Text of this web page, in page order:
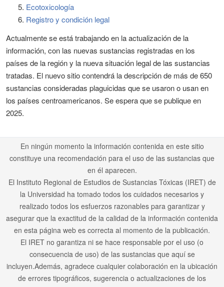
Ecotoxicología
Registro y condición legal
Actualmente se está trabajando en la actualización de la
información, con las nuevas sustancias registradas en los
países de la región y la nueva situación legal de las sustancias
tratadas. El nuevo sitio contendrá la descripción de más de 650
sustancias consideradas plaguicidas que se usaron o usan en
los países centroamericanos. Se espera que se publique en
2025.
En ningún momento la información contenida en este sitio
constituye una recomendación para el uso de las sustancias que
en él aparecen.
El Instituto Regional de Estudios de Sustancias Tóxicas (IRET) de
la Universidad ha tomado todos los cuidados necesarios y
realizado todos los esfuerzos razonables para garantizar y
asegurar que la exactitud de la calidad de la información contenida
en esta página web es correcta al momento de la publicación.
El IRET no garantiza ni se hace responsable por el uso (o
consecuencia de uso) de las sustancias que aquí se
incluyen.Además, agradece cualquier colaboración en la ubicación
de errores tipográficos, sugerencia o actualizaciones de los